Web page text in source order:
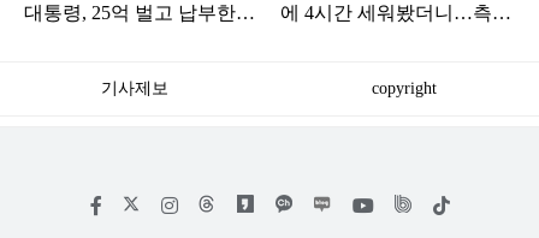
대통령, 25억 벌고 납부한
에 4시간 세워봤더니…측정
기사제보 copyright
페
인
위
틱